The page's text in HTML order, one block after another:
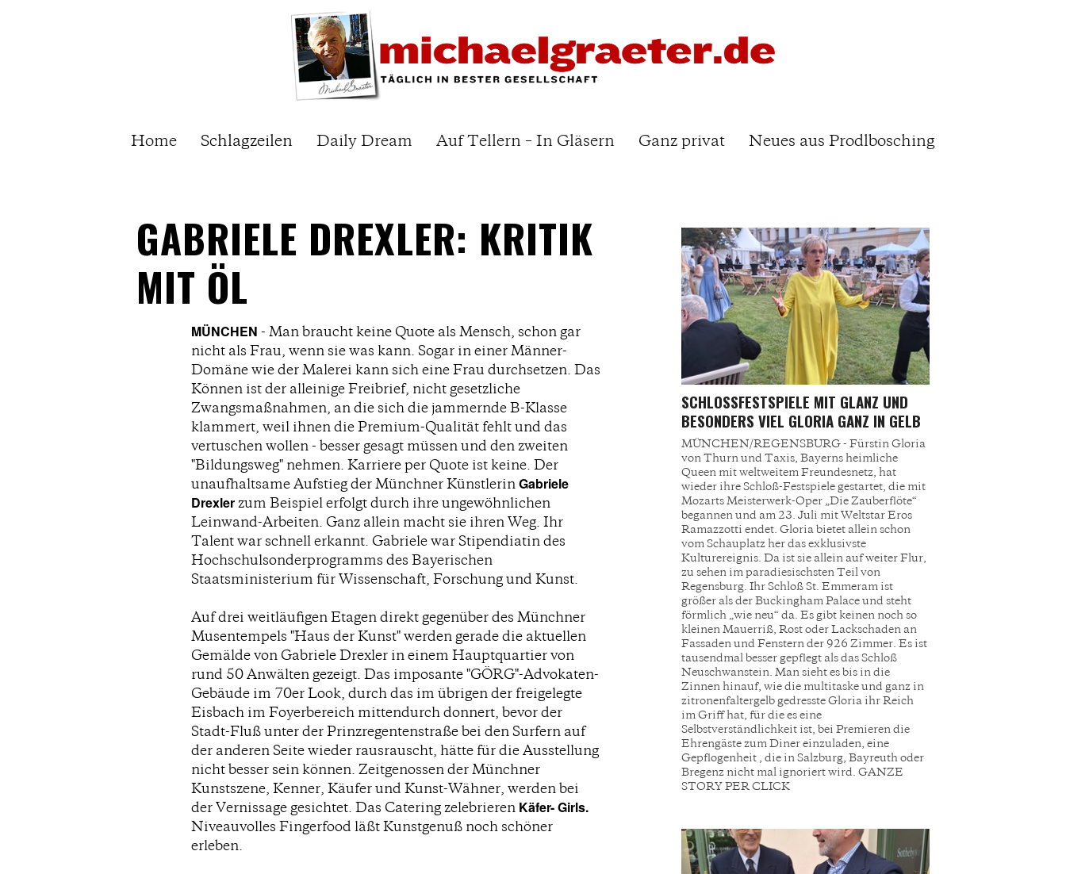
Home Schlagzeilen Daily Dream Auf Tellern – In Gläsern Ganz privat Neues aus Prodlbosching
GABRIELE DREXLER: KRITIK
MIT ÖL
MÜNCHEN - Man braucht keine Quote als Mensch, schon gar
nicht als Frau, wenn sie was kann. Sogar in einer Männer-
Domäne wie der Malerei kann sich eine Frau durchsetzen. Das
Können ist der alleinige Freibrief, nicht gesetzliche
Zwangsmaßnahmen, an die sich die jammernde B-Klasse
klammert, weil ihnen die Premium-Qualität fehlt und das
vertuschen wollen - besser gesagt müssen und den zweiten
"Bildungsweg" nehmen. Karriere per Quote ist keine. Der
unaufhaltsame Aufstieg der Münchner KünstlerinGabriele
Drexlerzum Beispiel erfolgt durch ihre ungewöhnlichen
Leinwand-Arbeiten. Ganz allein macht sie ihren Weg. Ihr
Talent war schnell erkannt. Gabriele war Stipendiatin des
Hochschulsonderprogramms des Bayerischen
Staatsministerium für Wissenschaft, Forschung und Kunst.
Auf drei weitläufigen Etagen direkt gegenüber des Münchner
Musentempels "Haus der Kunst" werden gerade die aktuellen
Gemälde von Gabriele Drexler in einem Hauptquartier von
rund 50 Anwälten gezeigt. Das imposante "GÖRG"-Advokaten-
Gebäude im 70er Look, durch das im übrigen der freigelegte
Eisbach im Foyerbereich mittendurch donnert, bevor der
Stadt-Fluß unter der Prinzregentenstraße bei den Surfern auf
der anderen Seite wieder rausrauscht, hätte für die Ausstellung
nicht besser sein können. Zeitgenossen der Münchner
Kunstszene, Kenner, Käufer und Kunst-Wähner, werden bei
der Vernissage gesichtet. Das Catering zelebrieren Käfer- Girls.
Niveauvolles Fingerfood läßt Kunstgenuß noch schöner
erleben.
SCHLOSSFESTSPIELE MIT GLANZ UND B
ESONDERS VIEL GLORIA GANZ IN GELB
MÜNCHEN/REGENSBURG - Fürstin Gloria
von Thurn und Taxis, Bayerns heimliche
Queen mit weltweitem Freundesnetz, hat
wieder ihre Schloß-Festspiele gestartet, die mit
Mozarts Meisterwerk-Oper „Die Zauberflöte“
begannen und am 23. Juli mit Weltstar Eros
Ramazzotti endet. Gloria bietet allein schon
vom Schauplatz her das exklusivste
Kulturereignis. Da ist sie allein auf weiter Flur,
zu sehen im paradiesischsten Teil von
Regensburg. Ihr Schloß St. Emmeram ist
größer als der Buckingham Palace und steht
förmlich „wie neu“ da. Es gibt keinen noch so
kleinen Mauerriß, Rost oder Lackschaden an
Fassaden und Fenstern der 926 Zimmer. Es ist
tausendmal besser gepflegt als das Schloß
Neuschwanstein. Man sieht es bis in die
Zinnen hinauf, wie die multitaske und ganz in
zitronenfaltergelb gedresste Gloria ihr Reich
im Griff hat, für die es eine
Selbstverständlichkeit ist, bei Premieren die
Ehrengäste zum Diner einzuladen, eine
Gepflogenheit , die in Salzburg, Bayreuth oder
Bregenz nicht mal ignoriert wird. GANZE
STORY PER CLICK